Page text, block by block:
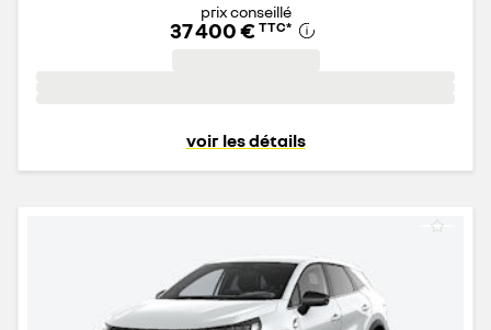
prix conseillé
37 400 € TTC*
voir les détails